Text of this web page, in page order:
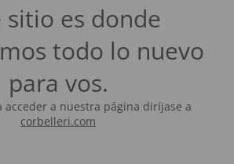
sitio es donde
todo lo nuevo
para vos.
acceder a nuestra página diríjase a
corbelleri.com